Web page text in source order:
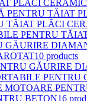
PLĂCI
PENTRU TĂIAT
TĂIAT PLĂCI
PENTRU
GĂURIRE
10 products
GĂURIRE
MOTOARE
BETON16